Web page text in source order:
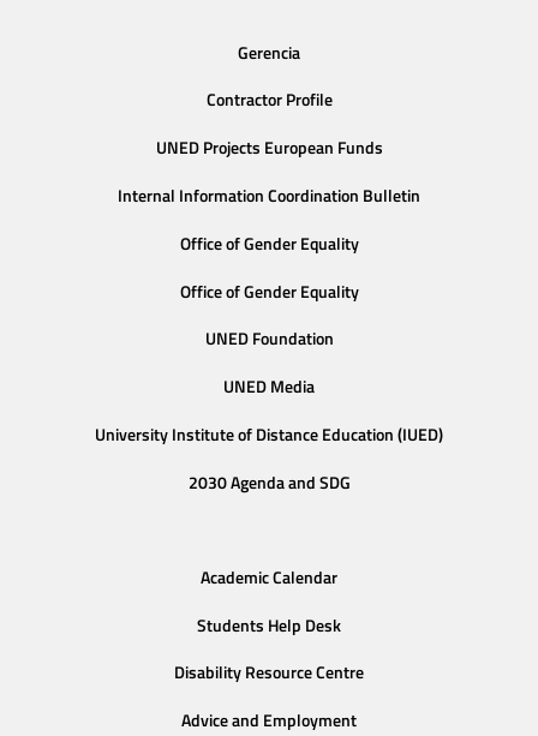
Gerencia
Contractor Profile
UNED Projects European Funds
Internal Information Coordination Bulletin
Office of Gender Equality
Office of Gender Equality
UNED Foundation
UNED Media
University Institute of Distance Education (IUED)
2030 Agenda and SDG
Academic Calendar
Students Help Desk
Disability Resource Centre
Advice and Employment